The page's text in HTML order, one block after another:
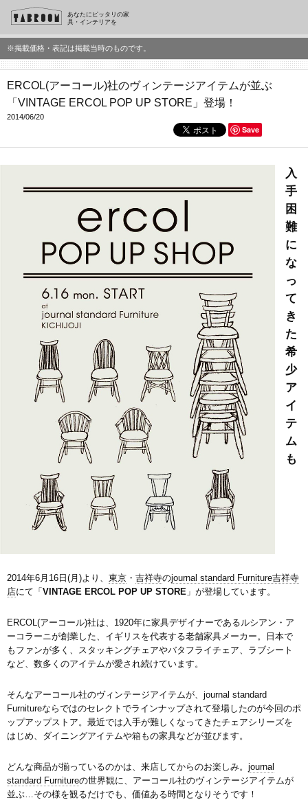
あなたにピッタリの家
具・インテリアを
※掲載価格・表記は掲載当時のものです。
ERCOL(アーコール)社のヴィンテージアイテムが並ぶ
「VINTAGE ERCOL POP UP STORE」登場！
2014/06/20
Save
入
手
困
難
に
な
っ
て
き
た
希
少
ア
イ
テ
ム
も
2014年6月16日(月)より、 東京 ・ 吉祥寺のjournal standard Furniture吉祥寺
店にて「 VINTAGE ERCOL POP UP STORE 」が登場しています。
ERCOL(アーコール)社は、1920年に家具デザイナーであるルシアン・ア
ーコラーニが創業した、イギリスを代表する老舗家具メーカー。日本で
もファンが多く、スタッキングチェアやバタフライチェア、ラブシート
など、数多くのアイテムが愛され続けています。
そんなアーコール社のヴィンテージアイテムが、journal standard
Furnitureならではのセレクトでラインナップされて登場したのが今回のポ
ップアップストア。最近では入手が難しくなってきたチェアシリーズを
はじめ、ダイニングアイテムや箱もの家具などが並びます。
どんな商品が揃っているのかは、来店してからのお楽しみ。 journal
standard Furnitureの世界観に、アーコール社のヴィンテージアイテムが
並ぶ…その様を観るだけでも、価値ある時間となりそうです！